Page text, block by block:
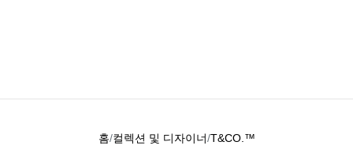
홈 컬렉션 및 디자이너 T&CO.™